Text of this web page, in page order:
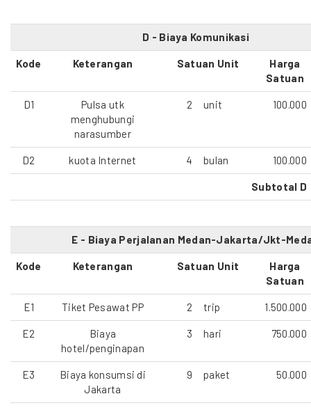
D - Biaya Komunikasi
Kode Keterangan Satuan Unit
Harga
Satuan
D1
Pulsa utk
menghubungi
narasumber
2 unit 100.000
D2 kuota Internet 4 bulan 100.000
Subtotal D
E - Biaya Perjalanan Medan-Jakarta/Jkt-
Kode Keterangan Satuan Unit
Harga
Satuan
E1 Tiket Pesawat PP 2 trip 1.500.000
E2
Biaya
hotel/penginapan
3 hari 750.000
E3
Biaya konsumsi di
Jakarta
9 paket 50.000